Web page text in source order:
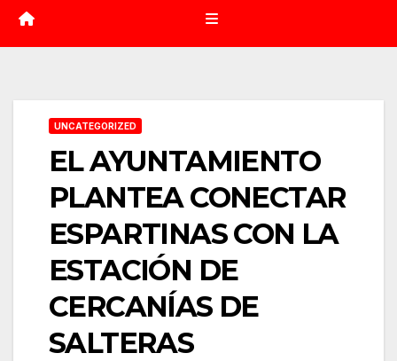
UNCATEGORIZED
EL AYUNTAMIENTO
PLANTEA CONECTAR
ESPARTINAS CON LA
ESTACIÓN DE
CERCANÍAS DE
SALTERAS